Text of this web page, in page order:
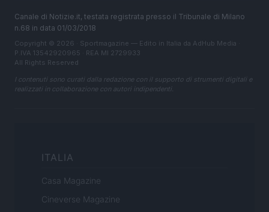
Canale di Notizie.it, testata registrata presso il Tribunale di Milano
n.68 in data 01/03/2018
Copyright © 2026 · Sportmagazine — Edito in Italia da AdHub Media
P.IVA 13542920965 · REA MI 2729933
All Rights Reserved
I contenuti sono curati dalla redazione con il supporto di strumenti digitali e
realizzati in collaborazione con autori indipendenti.
ITALIA
Casa Magazine
Cineverse Magazine